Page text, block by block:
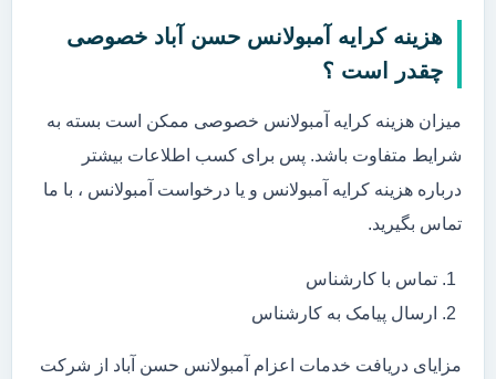
هزینه کرایه آمبولانس حسن آباد خصوصی
چقدر است ؟
میزان هزینه کرایه آمبولانس خصوصی ممکن است بسته به
شرایط متفاوت باشد. پس برای کسب اطلاعات بیشتر
درباره هزینه کرایه آمبولانس و یا درخواست آمبولانس ، با ما
تماس بگیرید.
تماس با کارشناس
ارسال پیامک به کارشناس
مزایای دریافت خدمات اعزام آمبولانس حسن آباد از شرکت